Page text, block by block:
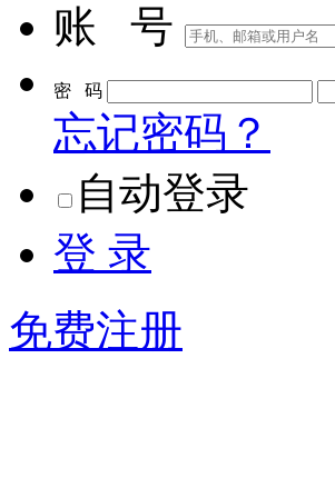
账 号
密 码
忘记密码？
自动登录
登 录
免费注册